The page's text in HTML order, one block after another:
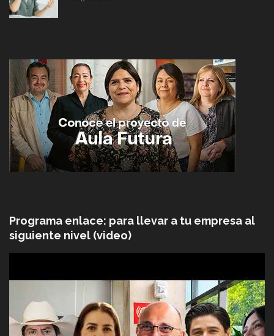
Programa enlace: para llevar a tu empresa al
siguiente nivel (video)